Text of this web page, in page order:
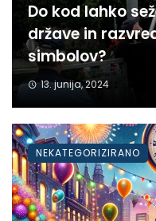
Do kod lahko
države in
simbolov?
13. junija, 2024
NEKATEGORIZIRANO